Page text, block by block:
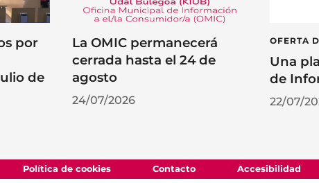
por
de
La OMIC permanecerá
cerrada hasta el 24 de
agosto
24/07/2026
OFERTA
Una
de
22/07/
Política de cookies Contacto Accesibilidad